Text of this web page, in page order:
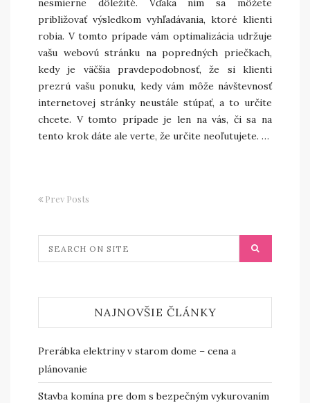
nesmierne dôležité. Vďaka nim sa môžete
približovať výsledkom vyhľadávania, ktoré klienti
robia. V tomto prípade vám optimalizácia udržuje
vašu webovú stránku na popredných priečkach,
kedy je väčšia pravdepodobnosť, že si klienti
prezrú vašu ponuku, kedy vám môže návštevnosť
internetovej stránky neustále stúpať, a to určite
chcete. V tomto prípade je len na vás, či sa na
tento krok dáte ale verte, že určite neoľutujete. …
Prev Posts
NAJNOVŠIE ČLÁNKY
Prerábka elektriny v starom dome – cena a
plánovanie
Stavba komína pre dom s bezpečným vykurovaním